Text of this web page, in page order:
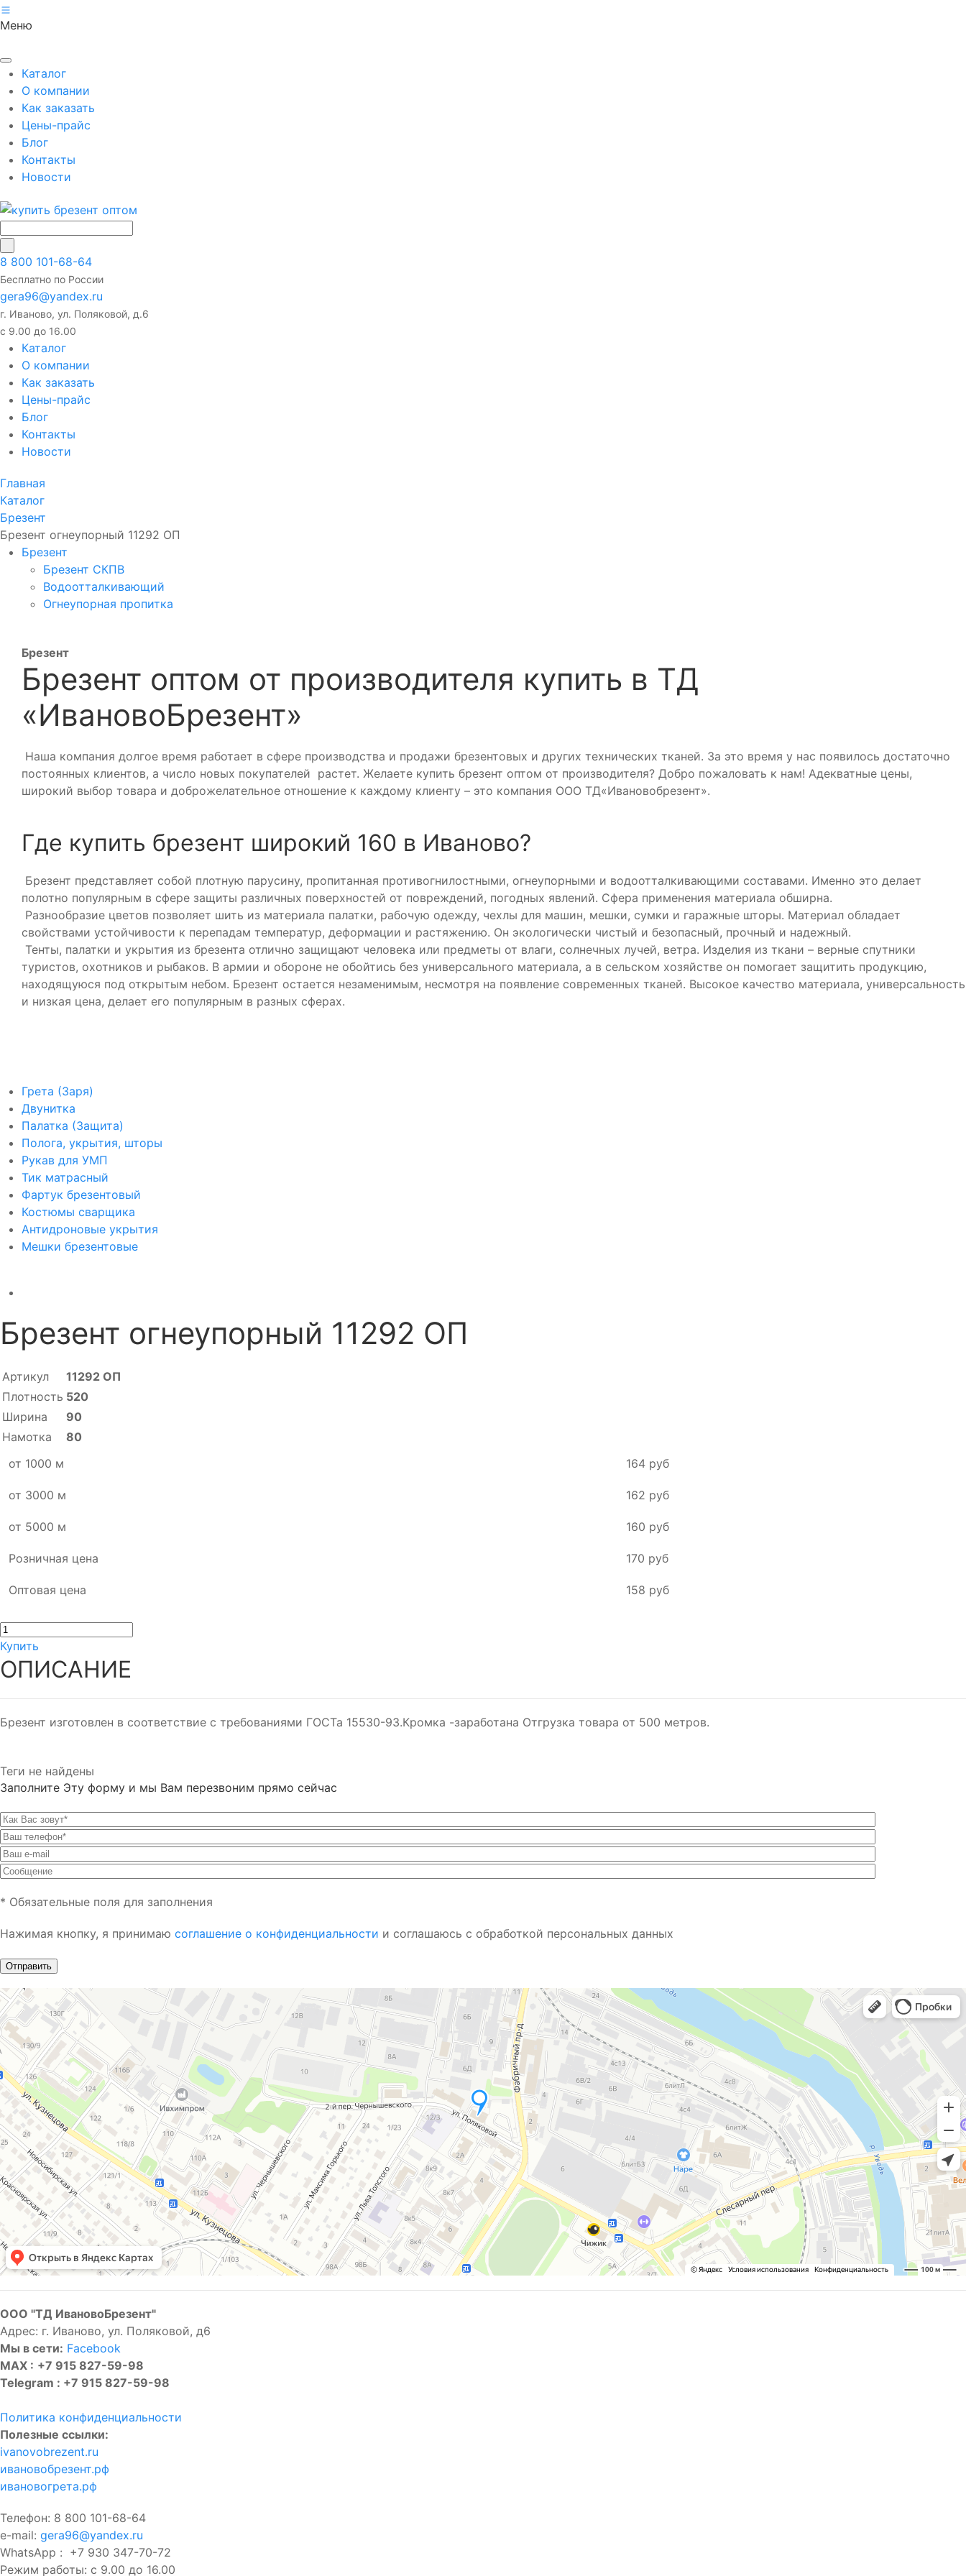
Меню
Каталог
О компании
Как заказать
Цены-прайс
Блог
Контакты
Новости
8 800 101-68-64
Бесплатно по России
gera96@yandex.ru
г. Иваново, ул. Поляковой, д.6
с 9.00 до 16.00
Каталог
О компании
Как заказать
Цены-прайс
Блог
Контакты
Новости
Главная
Каталог
Брезент
Брезент огнеупорный 11292 ОП
Брезент
Брезент СКПВ
Водоотталкивающий
Огнеупорная пропитка
Брезент
Брезент оптом от производителя купить в ТД
«ИвановоБрезент»
Наша компания долгое время работает в сфере производства и продажи брезентовых и других технических тканей. За это время у нас появилось достаточно
постоянных клиентов, а число новых покупателей растет. Желаете купить брезент оптом от производителя? Добро пожаловать к нам! Адекватные цены,
широкий выбор товара и доброжелательное отношение к каждому клиенту – это компания ООО ТД«Ивановобрезент».
Где купить брезент широкий 160 в Иваново?
Брезент представляет собой плотную парусину, пропитанная противогнилостными, огнеупорными и водоотталкивающими составами. Именно это делает
полотно популярным в сфере защиты различных поверхностей от повреждений, погодных явлений. Сфера применения материала обширна.
Разнообразие цветов позволяет шить из материала палатки, рабочую одежду, чехлы для машин, мешки, сумки и гаражные шторы. Материал обладает
свойствами устойчивости к перепадам температур, деформации и растяжению. Он экологически чистый и безопасный, прочный и надежный.
Тенты, палатки и укрытия из брезента отлично защищают человека или предметы от влаги, солнечных лучей, ветра. Изделия из ткани – верные спутники
туристов, охотников и рыбаков. В армии и обороне не обойтись без универсального материала, а в сельском хозяйстве он помогает защитить продукцию,
находящуюся под открытым небом. Брезент остается незаменимым, несмотря на появление современных тканей. Высокое качество материала, универсальность
и низкая цена, делает его популярным в разных сферах.
Грета (Заря)
Двунитка
Палатка (Защита)
Полога, укрытия, шторы
Рукав для УМП
Тик матрасный
Фартук брезентовый
Костюмы сварщика
Антидроновые укрытия
Мешки брезентовые
Брезент огнеупорный 11292 ОП
Артикул
11292 ОП
Плотность 520
Ширина
90
Намотка
80
от 1000 м
164 pуб
от 3000 м 162 pуб
от 5000 м 160 pуб
Розничная цена 170 pуб
Оптовая цена 158 pуб
Купить
ОПИСАНИЕ
Брезент изготовлен в соответствие с требованиями ГОСТа 15530-93.Кромка -заработана Отгрузка товара от 500 метров.
Теги не найдены
Заполните Эту форму и мы Вам перезвоним прямо сейчас
* Обязательные поля для заполнения
Нажимая кнопку, я принимаю соглашение о конфиденциальности и соглашаюсь с обработкой персональных данных
Отправить
ООО "ТД ИвановоБрезент"
Адрес: г. Иваново, ул. Поляковой, д6
Мы в сети: Facebook
MAX : +7 915 827-59-98
Telegram : +7 915 827-59-98
Политика конфиденциальности
Полезные ссылки:
ivanovobrezent.ru
ивановобрезент.рф
ивановогрета.рф
Телефон: 8 800 101-68-64
e-mail: gera96@yandex.ru
WhatsApp : +7 930 347-70-72
Режим работы: с 9.00 до 16.00